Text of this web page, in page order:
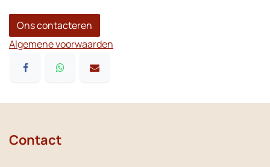
Ons contacteren
Algemene voorwaarden
Contact